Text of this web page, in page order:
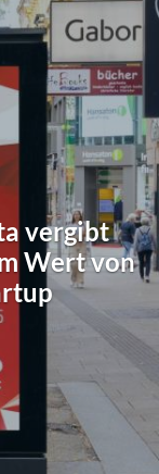
vergibt
Wert von